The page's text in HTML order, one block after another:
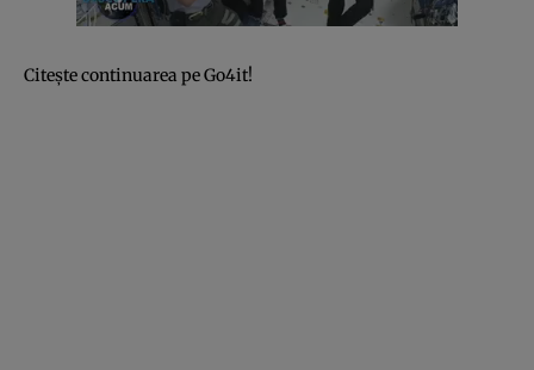
Citeşte continuarea pe Go4it!